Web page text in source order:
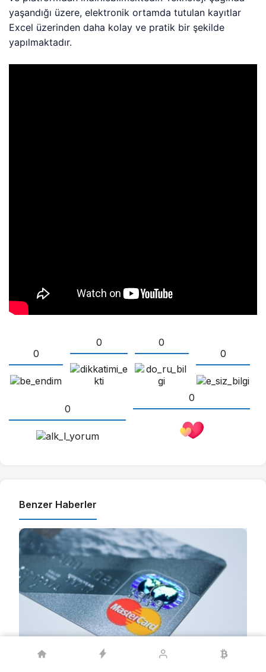
yaşandığı üzere, elektronik ortamda tutulan kayıtlar
Excel üzerinden daha kolay ve pratik bir şekilde
yapılmaktadır.
0
0
0
0
0
0
Benzer Haberler